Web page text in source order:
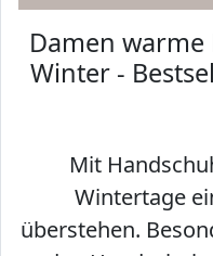
Damen
Winter -
Mit
Wintertage
überstehen.